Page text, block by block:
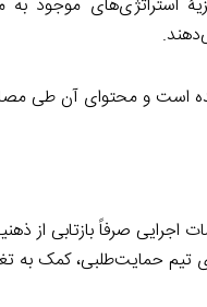
استراتژی‌های موجود
است و محتوای آن طی
اجرایی صرفاً بازتابی از
تیم حمایت‌طلبی، کمک به